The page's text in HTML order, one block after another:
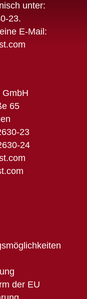
unter:
23.
E-Mail:
GmbH
65
23
24
der EU